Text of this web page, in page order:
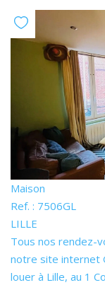
Maison
Ref. : 7506GL
LILLE
Tous nos rendez-
notre site internet
louer à Lille, au 1